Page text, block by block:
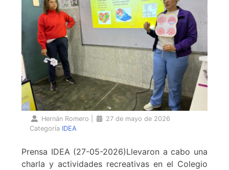
Hernán Romero
27 de mayo de 2026
Categoría IDEA
Prensa IDEA (27-05-2026)Llevaron a cabo una
charla y actividades recreativas en el Colegio